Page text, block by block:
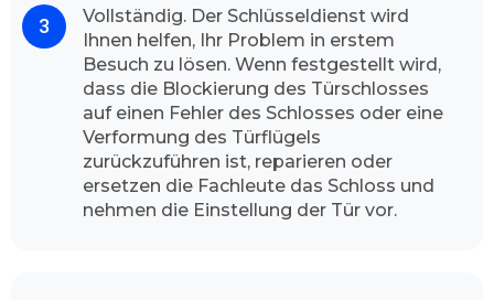
einsatzbereit, egal ob mitten in der Nacht oder
in den Feiertagen.
Wie der Schlüsseldienst Duisburg
Duissern vorgeht
Die Sicherheit für Ihr Zuhause ist für uns sehr
wichtig, Abhängig von der Tageszeit, zu der Sie
anrufen, und dem Verkehr auf dem Weg zu
Ihnen, ist der Experte meistens in weniger als
Vollständig. Der Schlüsseldienst wird
Ihnen helfen, Ihr Problem in erstem
Besuch zu lösen. Wenn festgestellt wird,
dass die Blockierung des Türschlosses
auf einen Fehler des Schlosses oder eine
Verformung des Türflügels
zurückzuführen ist, reparieren oder
ersetzen die Fachleute das Schloss und
nehmen die Einstellung der Tür vor.